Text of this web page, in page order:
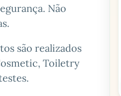
Não
são realizados
Toiletry